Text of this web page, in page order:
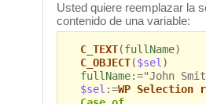
Usted quiere reemplazar la
contenido de una variable:
C_TEXT(fullName)
C_OBJECT($sel)
fullName:="John
$sel :=WP Selection